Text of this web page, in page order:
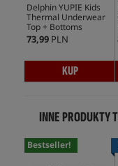
Delphin YUPIE Kids
Thermal Underwear
Top + Bottoms
73,99 PLN
KUP
INNE PRODUKTY
Bestseller!